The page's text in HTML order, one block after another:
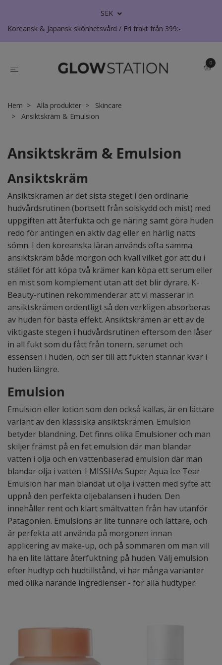
SEK
Koreansk & Japansk skönhetsvård / Fri frakt från 399:-
0
Hem Alla produkter
Skincare
Ansiktskräm & Emulsion
Ansiktskräm & Emulsion
Ansiktskräm
Ansiktskrämen är det sista steget i den ordinarie
hudvårdsrutinen (bortsett från solskydd och mist) med
uppgiften att återfukta och ge näring samt göra huden
redo för antingen en aktiv dag eller en härlig natts
sömn. I den koreanska läran används ofta samma
ansiktskräm både morgon och kväll vilket gör att du i
stället för att köpa två krämer kan köpa ett serum eller
en mist som komplement utan att det blir dyrare. K-
Beauty-rutinen rekommenderar att vi masserar in
ansiktskrämen ordentligt så den verkligen absorberas
av huden för bästa effekt. Ansiktskrämen är ett av de
viktigaste stegen i hudvårdsrutinen eftersom den låser
in all fukt som du fått från tonern, serumet och
essensen i huden, och ser till att fukten stannar kvar i
huden längre.
Emulsion
Emulsion eller lotion som den också kallas, är en lättare
variant av den klassiska ansiktskrämen. Emulsion
betyder blandning. Det finns olika Emulsioner och man
skiljer främst på en fet emulsion där man blandar
vatten i olja och en vattenbaserad emulsion där man
blandar olja i vatten. I MISSHAs Super Aqua Ice Tear
Emulsion har man blandat ut olja i vatten med syfte att
uppnå den perfekta oljebalansen i huden. Den
innehåller rent och klart smältvatten från hav utanför
Patagonien. Emulsions är lite tunnare och lättare, och
är perfekta att använda på morgonen innan
applicering av make-up, och på sommaren om man vill
ha en lite lättare återfuktning på huden. Välj emulsion
efter hudtyp och hudtillstånd, vi har många varianter
med olika närande ingredienser - för alla hudtyper.